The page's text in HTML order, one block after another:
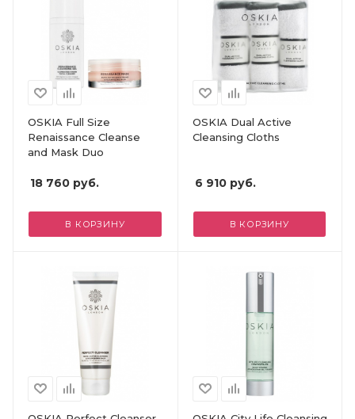
OSKIA Full Size
Renaissance Cleanse
and Mask Duo
18 760 руб.
В КОРЗИНУ
OSKIA Dual Active
Cleansing Cloths
6 910руб.
В КОРЗИНУ